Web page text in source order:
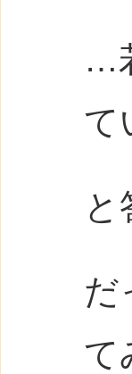
…
て
と
だ
て